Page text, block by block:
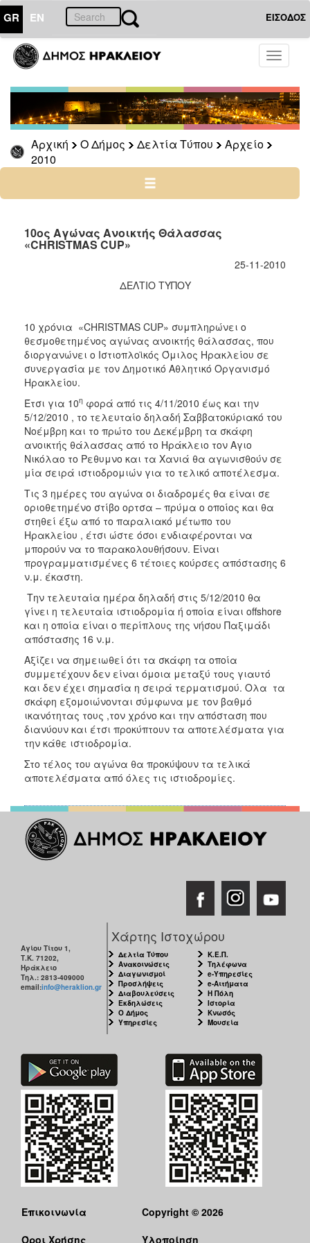
GR EN ΕΙΣΟΔΟΣ
Toggle
Αρχική Ο Δήμος Δελτία Τύπου
Αρχείο
2010
ΔΗΜΟΣ
Δελτία
Τύπου
Αρχείο
2026
2025
2022
2021
2017
2016
2015
2012
2011
2010
2006
ΤΟΠΟΣ
ΠΟΛΙΤΙΣΜΟΣ
ΑΝΘΕΚΤΙΚΗ
ΠΟΛΗ
10ος Αγώνας Ανοικτής Θάλασσας
«CHRISTMAS CUP»
25-11-2010
ΔΕΛΤΙΟ ΤΥΠΟΥ
10 χρόνια «CHRISTMAS CUP» συμπληρώνει ο
θεσμοθετημένος αγώνας ανοικτής θάλασσας, που
διοργανώνει ο Ιστιοπλοϊκός Όμιλος Ηρακλείου σε
συνεργασία με τον Δημοτικό Αθλητικό Οργανισμό
Ηρακλείου.
Έτσι για 10η φορά από τις 4/11/2010 έως και την
5/12/2010 , το τελευταίο δηλαδή Σαββατοκύριακό του
Νοέμβρη και το πρώτο του Δεκέμβρη τα σκάφη
ανοικτής θάλασσας από το Ηράκλειο τον Αγιο
Νικόλαο το Ρεθυμνο και τα Χανιά θα αγωνισθούν σε
μία σειρά ιστιοδρομιών για το τελικό αποτέλεσμα.
Τις 3 ημέρες του αγώνα οι διαδρομές θα είναι σε
οριοθετημένο στίβο ορτσα – πρύμα ο οποίος και θα
στηθεί έξω από το παραλιακό μέτωπο του
Ηρακλείου , έτσι ώστε όσοι ενδιαφέρονται να
μπορούν να το παρακολουθήσουν. Είναι
προγραμματισμένες 6 τέτοιες κούρσες απόστασης 6
ν.μ. έκαστη.
Την τελευταία ημέρα δηλαδή στις 5/12/2010 θα
γίνει η τελευταία ιστιοδρομία ή οποία είναι offshore
και η οποία είναι ο περίπλους της νήσου Παξιμάδι
απόστασης 16 ν.μ.
Αξίζει να σημειωθεί ότι τα σκάφη τα οποία
συμμετέχουν δεν είναι όμοια μεταξύ τους γιαυτό
και δεν έχει σημασία η σειρά τερματισμού. Ολα τα
σκάφη εξομοιώνονται σύμφωνα με τον βαθμό
ικανότητας τους ,τον χρόνο και την απόσταση που
διανύουν και έτσι προκύπτουν τα αποτελέσματα για
την κάθε ιστιοδρομία.
Στο τέλος του αγώνα θα προκύψουν τα τελικά
αποτελέσματα από όλες τις ιστιοδρομίες.
Αγίου Τίτου 1,
Τ.Κ. 71202,
Ηράκλειο
Τηλ.: 2813-409000
email:info@heraklion.gr
Χάρτης Ιστοχώρου
Δελτία Τύπου
Ανακοινώσεις
Διαγωνισμοί
Προσλήψεις
Διαβουλεύσεις
Εκδηλώσεις
Ο Δήμος
Υπηρεσίες
Κ.Ε.Π.
Τηλέφωνα
e-Υπηρεσίες
e-Αιτήματα
Η Πόλη
Ιστορία
Κνωσός
Μουσεία
Επικοινωνία
Όροι Χρήσης
Copyright © 2026
Υλοποίηση